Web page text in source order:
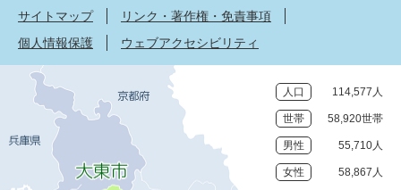
サイトマップ
リンク・著作権・免責事項
個人情報保護
ウェブアクセシビリティ
人口 114,577人
世帯 58,920世帯
男性 55,710人
女性 58,867人